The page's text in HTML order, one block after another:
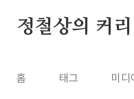
정철상의 커
홈 태그 미디